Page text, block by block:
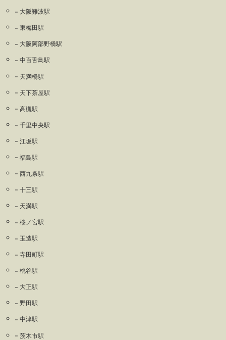
大阪難波駅
東梅田駅
大阪阿部野橋駅
中百舌鳥駅
天満橋駅
天下茶屋駅
高槻駅
千里中央駅
江坂駅
福島駅
西九条駅
十三駅
天満駅
桜ノ宮駅
玉造駅
寺田町駅
桃谷駅
大正駅
野田駅
中津駅
茨木市駅